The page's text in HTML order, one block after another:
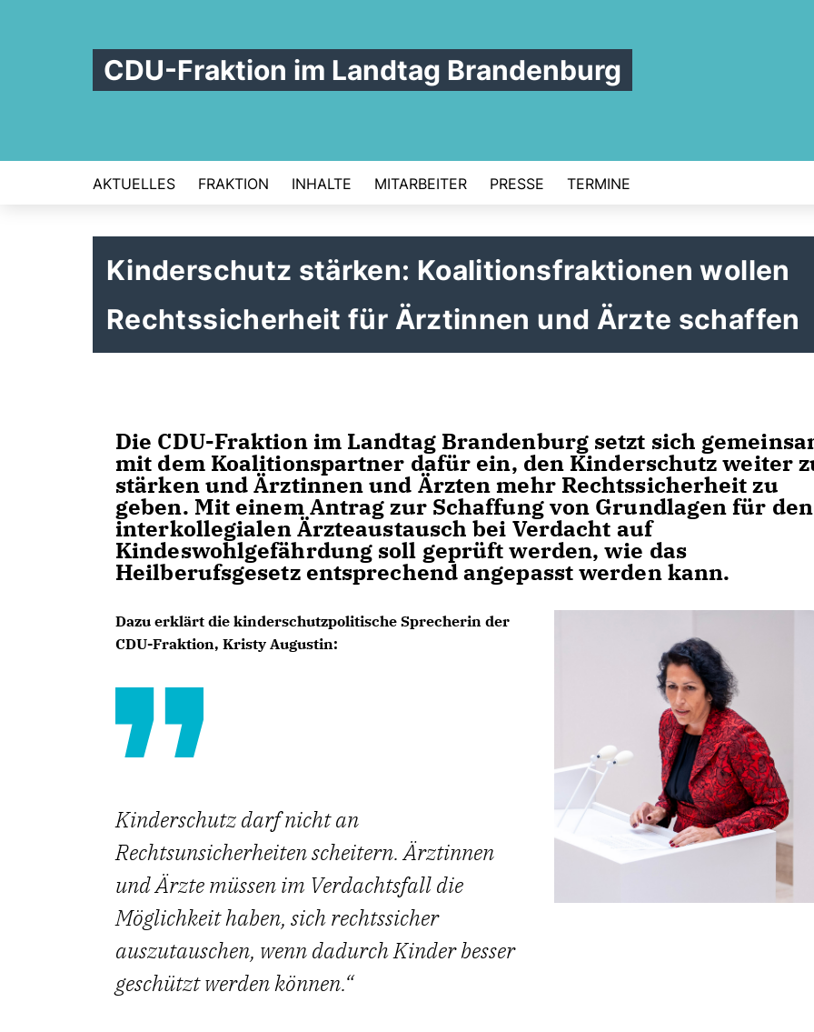
CDU-Fraktion im Landtag Brandenburg
AKTUELLES FRAKTION INHALTE MITARBEITER PRESSE TERMINE
Kinderschutz stärken: Koalitionsfraktionen wollen
Rechtssicherheit für Ärztinnen und Ärzte schaffen
Die CDU-Fraktion im Landtag Brandenburg setzt sich
mit dem Koalitionspartner dafür ein, den Kinderschutz weiter
stärken und Ärztinnen und Ärzten mehr Rechtssicherheit zu
geben. Mit einem Antrag zur Schaffung von Grundlagen für den
interkollegialen Ärzteaustausch bei Verdacht auf
Kindeswohlgefährdung soll geprüft werden, wie das
Heilberufsgesetz entsprechend angepasst werden kann.
Dazu erklärt die kinderschutzpolitische Sprecherin der
CDU-Fraktion, Kristy Augustin:
Kinderschutz darf nicht an
Rechtsunsicherheiten scheitern. Ärztinnen
und Ärzte müssen im Verdachtsfall die
Möglichkeit haben, sich rechtssicher
auszutauschen, wenn dadurch Kinder besser
geschützt werden können.